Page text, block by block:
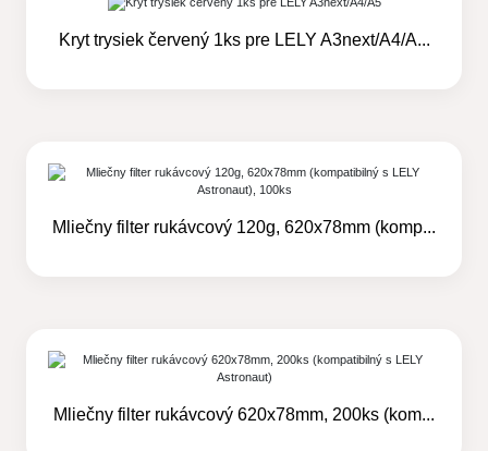
Kryt trysiek červený 1ks pre LELY A3next/A4/A...
Mliečny filter rukávcový 120g, 620x78mm (komp...
Mliečny filter rukávcový 620x78mm, 200ks (kom...